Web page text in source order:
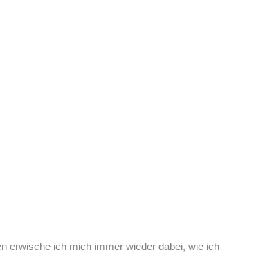
erwische ich mich immer wieder dabei, wie ich